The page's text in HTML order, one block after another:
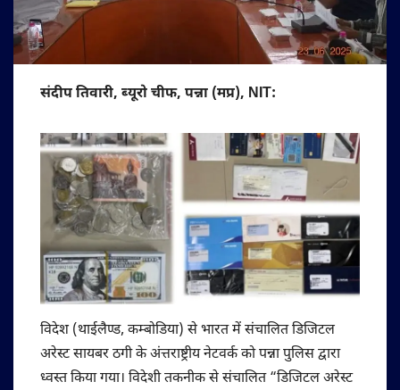
संदीप तिवारी, ब्यूरो चीफ, पन्ना (मप्र), NIT:
विदेश (थाईलैण्ड, कम्बोडिया) से भारत में संचालित डिजिटल
अरेस्ट सायबर ठगी के अंत्तराष्ट्रीय नेटवर्क को पन्ना पुलिस द्वारा
ध्वस्त किया गया। विदेशी तकनीक से संचालित “डिजिटल अरेस्ट